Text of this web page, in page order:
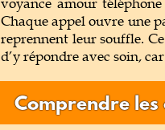
Chaque appel ouvre une
reprennent leur souffle.
d’y répondre avec soin,
Comprendre